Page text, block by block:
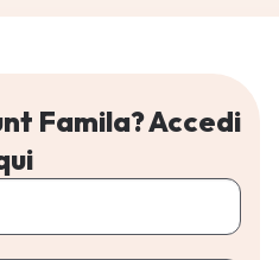
Famila? Accedi